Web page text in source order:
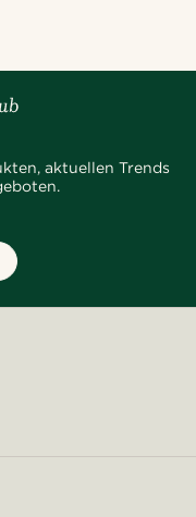
aktuellen Trends